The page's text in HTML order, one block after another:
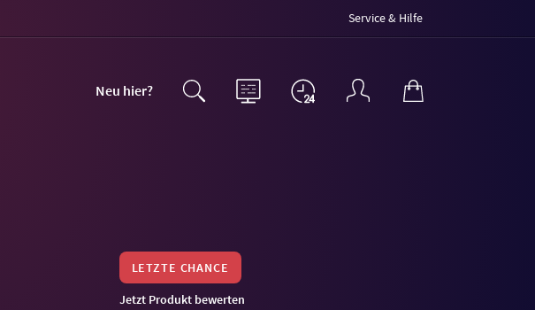
Service & Hilfe
Neu hier?
LETZTE CHANCE
Jetzt Produkt bewerten